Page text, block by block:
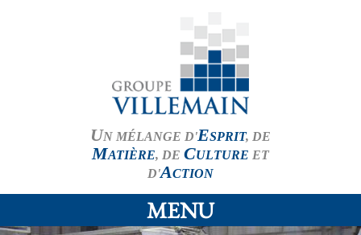
UN MÉLANGE D'ESPRIT, DE
MATIÈRE, DE CULTURE ET
D'ACTION
MENU